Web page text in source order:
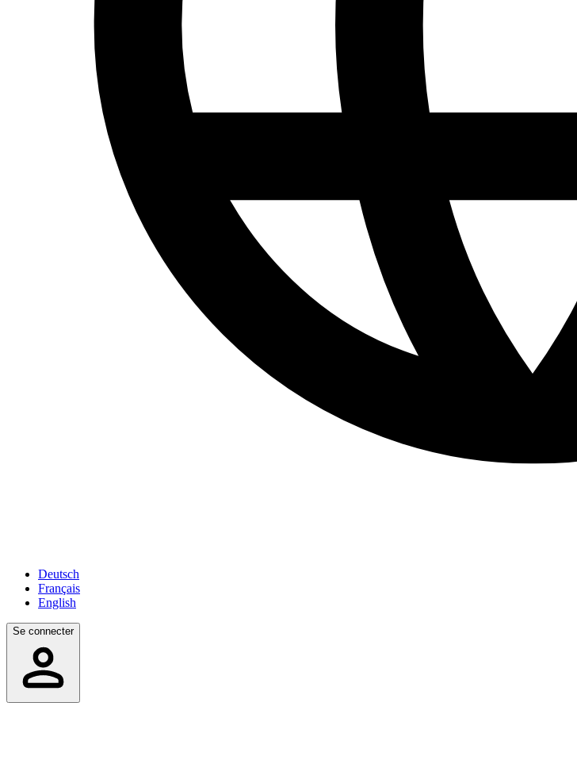
Deutsch
Français
English
Se connecter